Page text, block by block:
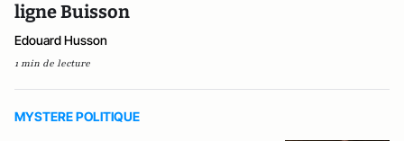
ligne Buisson
Edouard Husson
1 min de lecture
MYSTERE POLITIQUE